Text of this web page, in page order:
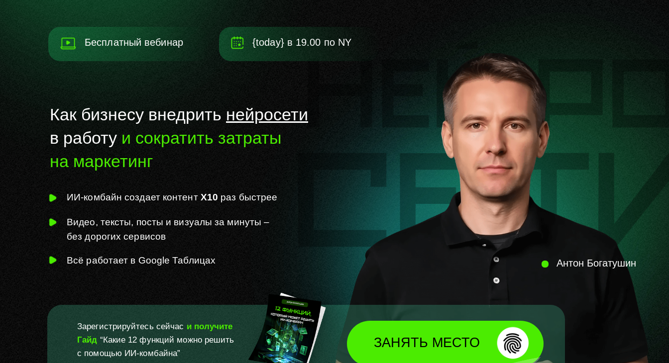
Бесплатный вебинар
Видео, тексты, посты и визуалы за минуты –
без дорогих сервисов
Всё работает в Google Таблицах
ИИ-комбайн создает контентХ10 раз быстрее
{today} в 19.00 по NY
Как бизнесу внедрить нейросети
в работу и сократить затраты
на маркетинг
Зарегистрируйтесь сейчас и получите
Гайд “Какие 12 функций можно решить
с помощью ИИ-комбайна”
ЗАНЯТЬ МЕСТО
Антон Богатушин